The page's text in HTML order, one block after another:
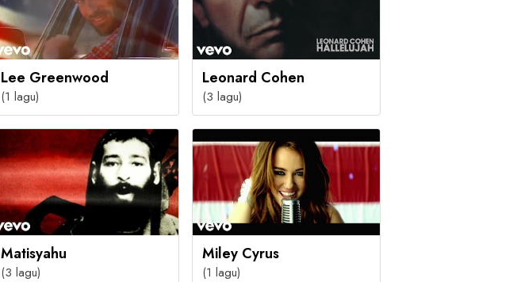
Lee Greenwood
(1 lagu)
Leonard Cohen
(3 lagu)
Matisyahu
(3 lagu)
Miley Cyrus
(1 lagu)